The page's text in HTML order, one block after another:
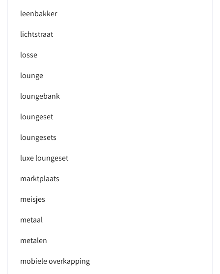
leenbakker
lichtstraat
losse
lounge
loungebank
loungeset
loungesets
luxe loungeset
marktplaats
meisjes
metaal
metalen
mobiele overkapping